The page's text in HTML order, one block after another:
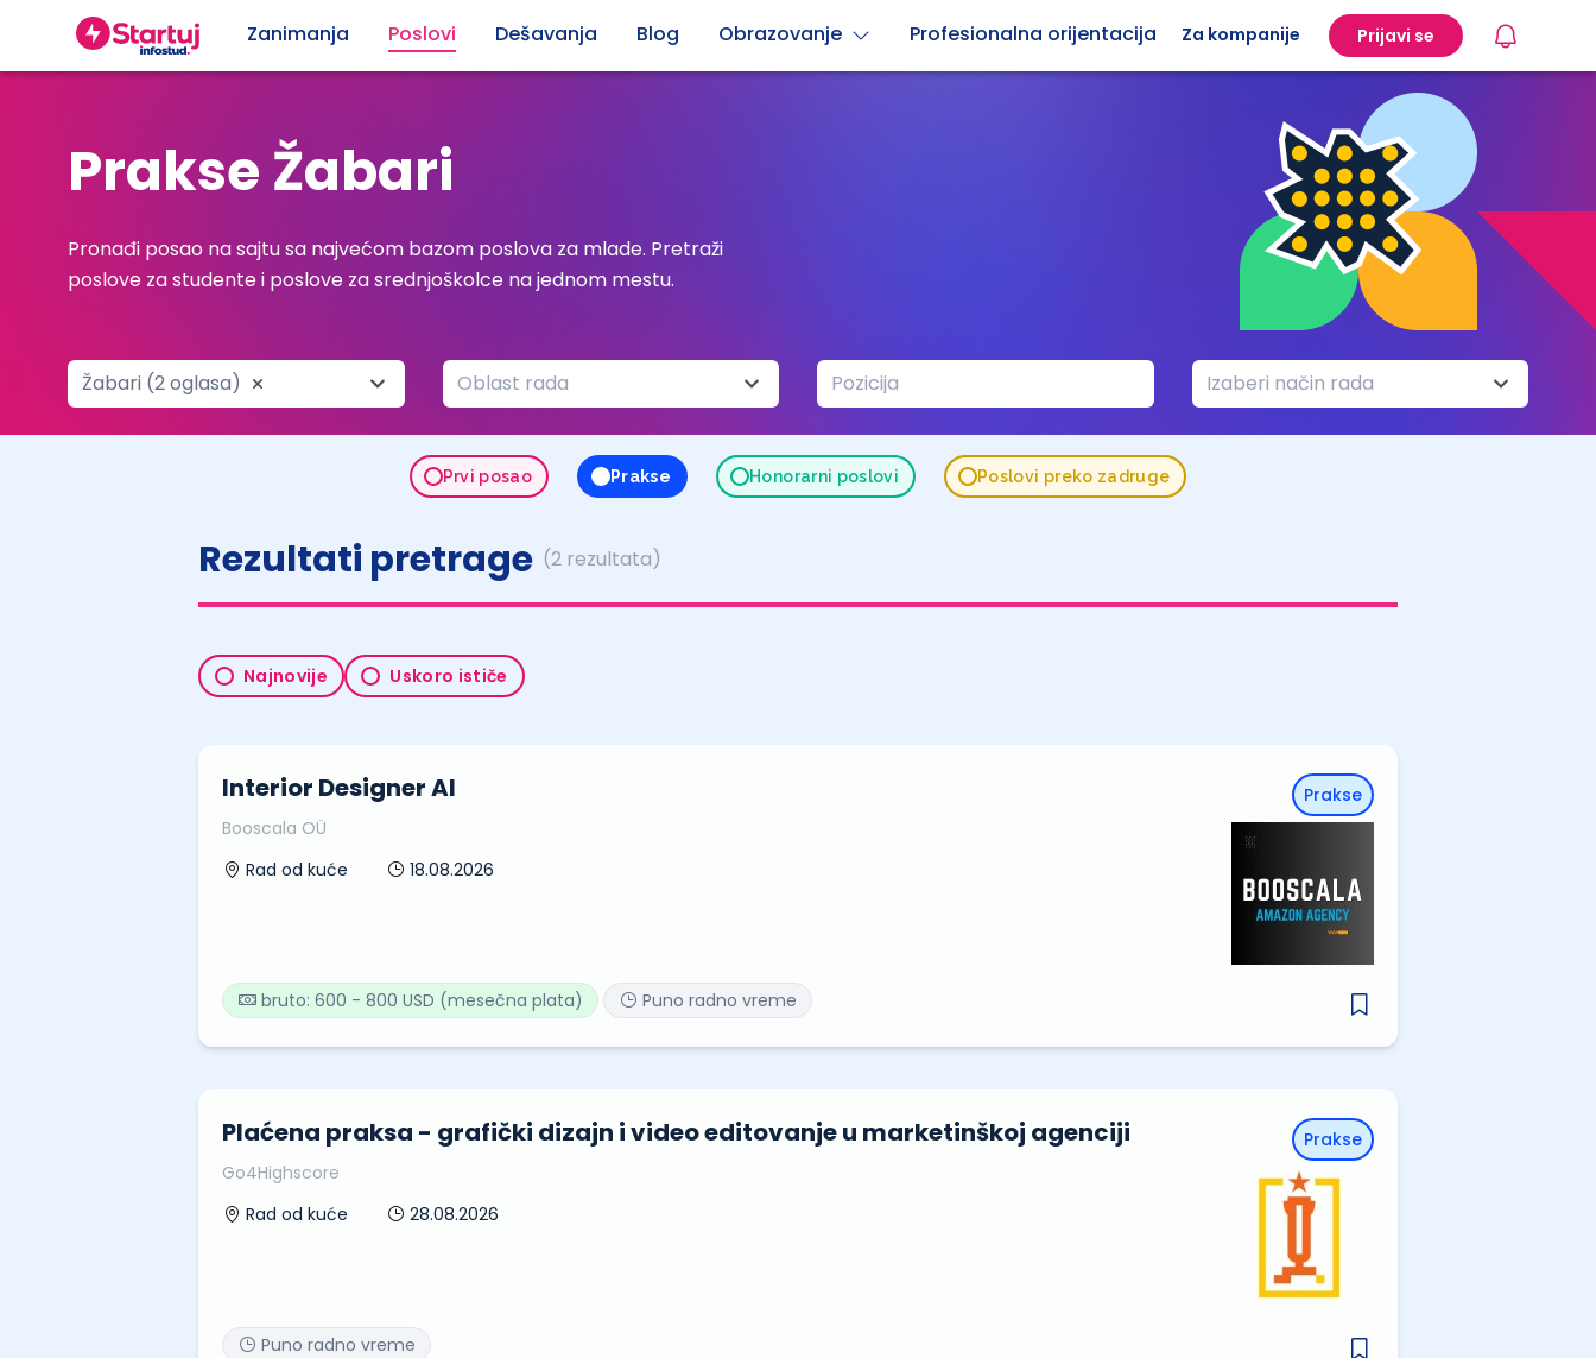
Zanimanja Poslovi Dešavanja Blog Obrazovanje Profesionalna orijentacija Za kompanije Prijavi se
Prakse Žabari
Pronađi posao na sajtu sa najvećom bazom poslova za mlade. Pretraži
poslove za studente i poslove za srednjoškolce na jednom mestu.
Žabari (2 oglasa) Oblast rada Pozicija Izaberi način rada
Prvi posao Prakse Honorarni poslovi Poslovi preko zadruge
Rezultati pretrage (2 rezultata)
Najnovije Uskoro ističe
Prakse
Interior Designer AI
Booscala OÜ
Rad od kuće
18.08.2026
Puno radno vreme
bruto: 600 - 800 USD (mesečna plata)
Prakse
Plaćena praksa - grafički dizajn i video editovanje u marketinškoj agenciji
Go4Highscore
Rad od kuće
28.08.2026
Puno radno vreme